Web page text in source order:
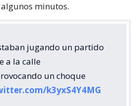
minutos.
jugando un partido
a la calle
un choque
k3yxS4Y4MG